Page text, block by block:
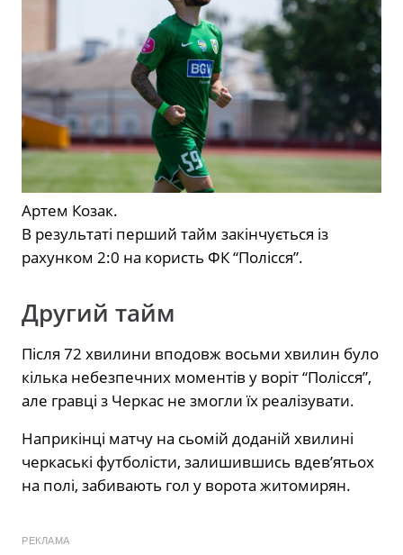
Артем Козак.
В результаті перший тайм закінчується із
рахунком 2:0 на користь ФК “Полісся”.
Другий тайм
Після 72 хвилини вподовж восьми хвилин було
кілька небезпечних моментів у воріт “Полісся”,
але гравці з Черкас не змогли їх реалізувати.
Наприкінці матчу на сьомій доданій хвилині
черкаські футболісти, залишившись вдев’ятьох
на полі, забивають гол у ворота житомирян.
РЕКЛАМА